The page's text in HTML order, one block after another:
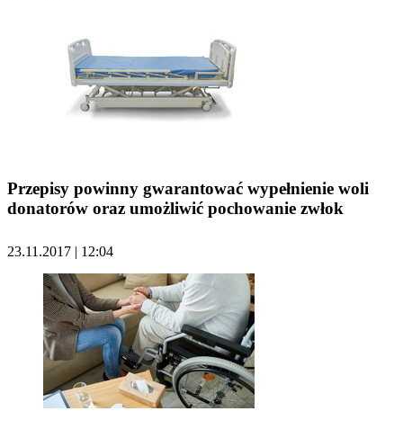
Przepisy powinny gwarantować wypełnienie woli
donatorów oraz umożliwić pochowanie zwłok
23.11.2017 | 12:04